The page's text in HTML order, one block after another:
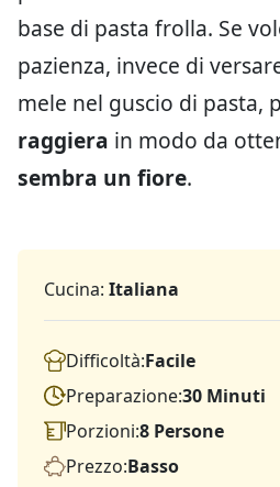
base di pasta frolla. Se
pazienza, invece di
mele nel guscio di pasta,
raggiera in modo da
sembra un fiore.
Cucina: Italiana
Difficoltà:Facile
Preparazione:30 Minuti
Porzioni:8 Persone
Prezzo:Basso